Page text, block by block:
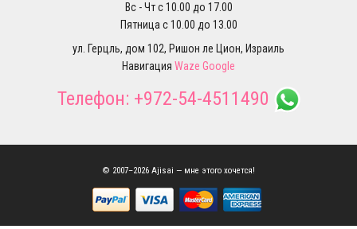
Вс - Чт с 10.00 до 17.00
Пятница с 10.00 до 13.00
ул. Герцль, дом 102, Ришон ле Цион, Израиль
Навигация Waze Google
Телефон: +972-54-4511490
© 2007–2026 Ajisai — мне этого хочется!